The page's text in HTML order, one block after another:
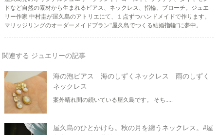
ドなど自然の素材から生まれるピアス、ネックレス、指輪、ブローチ。ジュエ
リー作家 中村圭が屋久島のアトリエにて、１点ずつハンドメイドで作ります。
マリッジリングのオーダーメイドプラン“屋久島でつくる結婚指輪”に夢中。
関連する ジュエリーの記事
海の泡ピアス 海のしずくネックレス 雨のしずく
ネックレス
案外晴れ間の続いている屋久島です。 そち.....
屋久島のひとかけら。秋の月を纏うネックレス。#屋